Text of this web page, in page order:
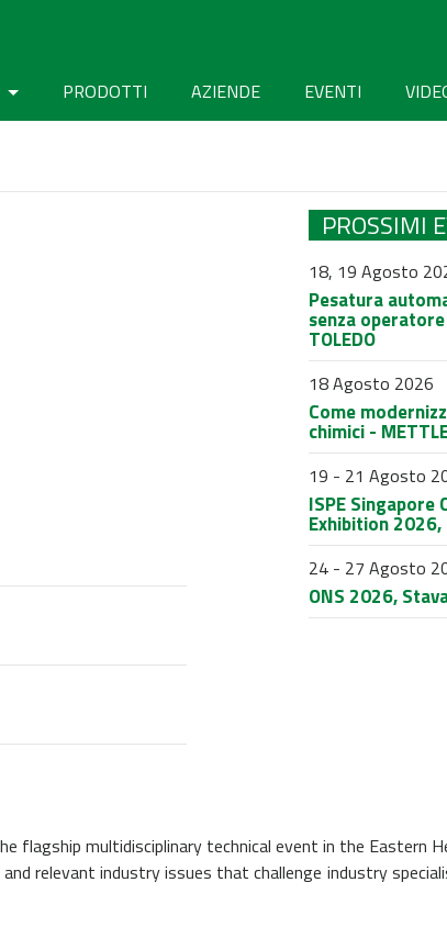
PRODOTTI AZIENDE EVENTI
PROSSIMI
18, 19 Agosto
Pesatura
senza
TOLEDO
18 Agosto 2026
Come
chimici -
19 - 21 Agosto
ISPE Singapore
Exhibition
24 - 27 Agosto
ONS 2026,
flagship multidisciplinary technical event in the Eastern
relevant industry issues that challenge industry